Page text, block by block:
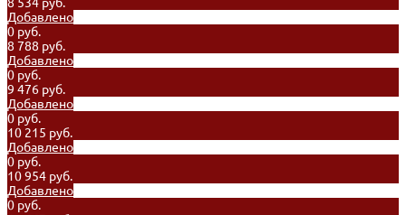
Добавлено
0 руб.
8 788 руб.
Добавлено
0 руб.
9 476 руб.
Добавлено
0 руб.
10 215 руб.
Добавлено
0 руб.
10 954 руб.
Добавлено
0 руб.